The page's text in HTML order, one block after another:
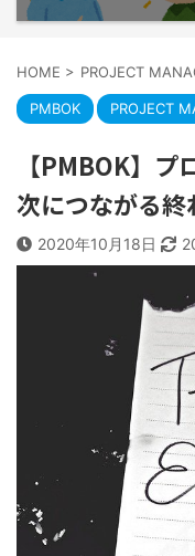
HOME > PROJECT
PMBOK PROJECT
【PMBOK】プ
次につながる終
2020年10月18日